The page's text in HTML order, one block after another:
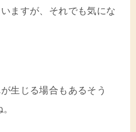
ますが、それでも気にな
生じる場合もあるそう